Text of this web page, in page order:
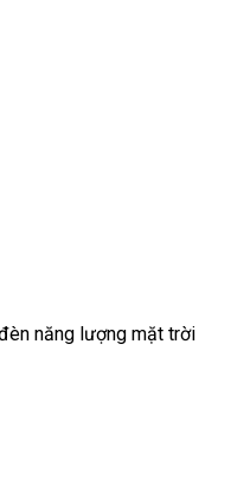
năng lượng mặt trời